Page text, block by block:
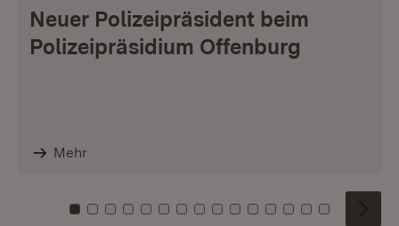
Neuer Polizeipräsident beim
Polizeipräsidium Offenburg
Mehr
Zu Kachel: 0
Zu Kachel: 1
Zu Kachel: 2
Zu Kachel: 3
Zu Kachel: 4
Zu Kachel: 5
Zu Kachel: 6
Zu Kachel: 7
Zu Kachel: 8
Zu Kachel: 9
Zu Kachel: 10
Zu Kachel: 11
Zu Kachel: 12
Zu Kachel:
Zu